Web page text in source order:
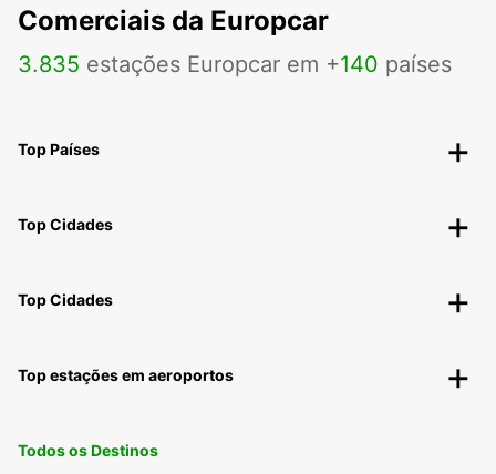
Comerciais da Europcar
3.835 estações Europcar em +140 países
Top Países
Top Cidades
Top Cidades
Top estações em aeroportos
Todos os Destinos